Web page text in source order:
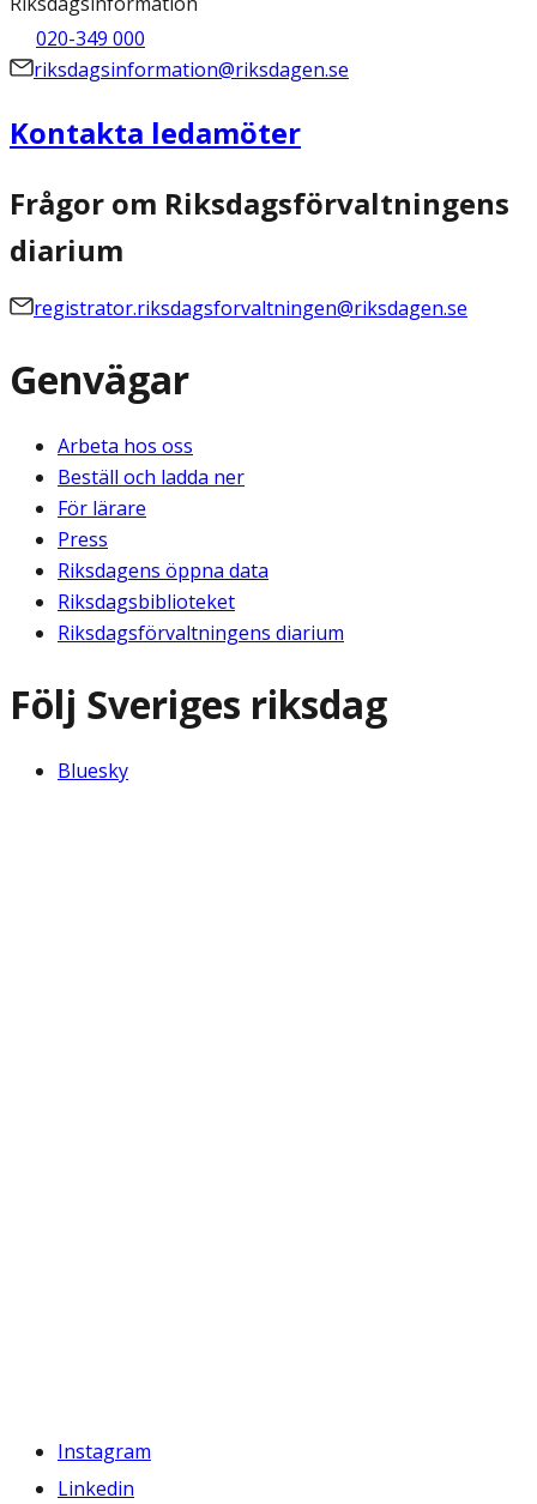
020-349 000
riksdagsinformation@riksdagen.se
Kontakta ledamöter
Frågor om Riksdagsförvaltningens
diarium
registrator.riksdagsforvaltningen@riksdagen.se
Genvägar
Arbeta hos oss
Beställ och ladda ner
För lärare
Press
Riksdagens öppna data
Riksdagsbiblioteket
Riksdagsförvaltningens diarium
Följ Sveriges riksdag
Bluesky
Instagram
Linkedin